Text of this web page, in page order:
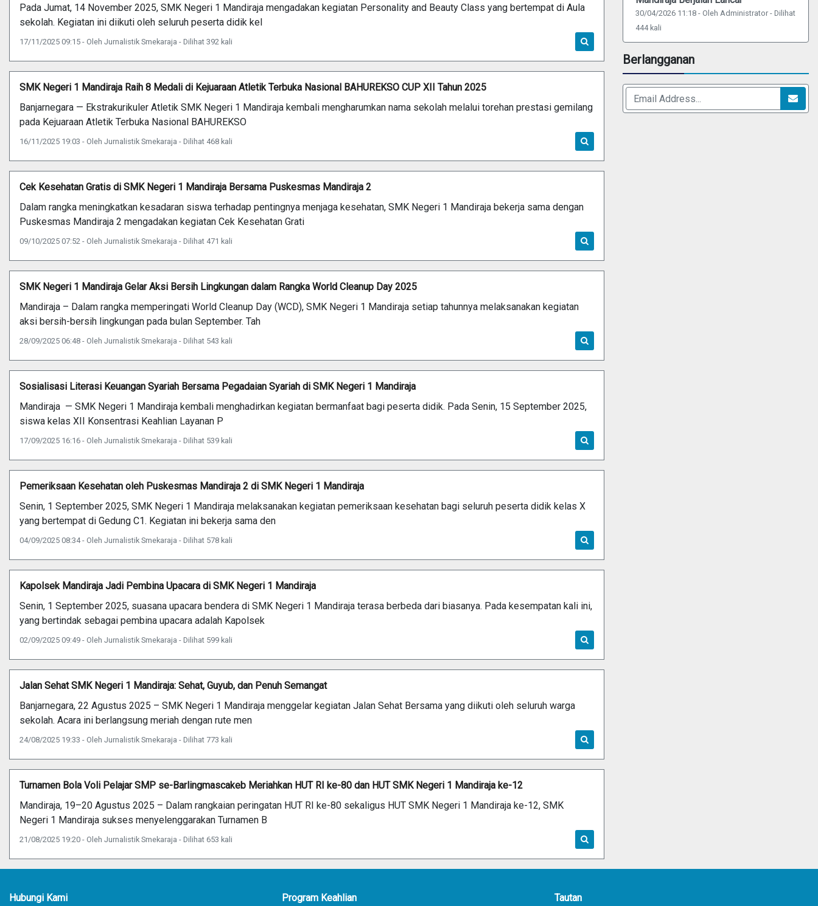
Pada Jumat, 14 November 2025, SMK Negeri 1 Mandiraja mengadakan kegiatan Personality and Beauty Class yang bertempat di Aula
sekolah. Kegiatan ini diikuti oleh seluruh peserta didik kel
17/11/2025 09:15 - Oleh Jurnalistik Smekaraja - Dilihat 392 kali
SMK Negeri 1 Mandiraja Raih 8 Medali di Kejuaraan Atletik Terbuka Nasional BAHUREKSO CUP XII Tahun 2025
Banjarnegara — Ekstrakurikuler Atletik SMK Negeri 1 Mandiraja kembali mengharumkan nama sekolah melalui torehan prestasi gemilang
pada Kejuaraan Atletik Terbuka Nasional BAHUREKSO
16/11/2025 19:03 - Oleh Jurnalistik Smekaraja - Dilihat 468 kali
Cek Kesehatan Gratis di SMK Negeri 1 Mandiraja Bersama Puskesmas Mandiraja 2
Dalam rangka meningkatkan kesadaran siswa terhadap pentingnya menjaga kesehatan, SMK Negeri 1 Mandiraja bekerja sama dengan
Puskesmas Mandiraja 2 mengadakan kegiatan Cek Kesehatan Grati
09/10/2025 07:52 - Oleh Jurnalistik Smekaraja - Dilihat 471 kali
SMK Negeri 1 Mandiraja Gelar Aksi Bersih Lingkungan dalam Rangka World Cleanup Day 2025
Mandiraja – Dalam rangka memperingati World Cleanup Day (WCD), SMK Negeri 1 Mandiraja setiap tahunnya melaksanakan kegiatan
aksi bersih-bersih lingkungan pada bulan September. Tah
28/09/2025 06:48 - Oleh Jurnalistik Smekaraja - Dilihat 543 kali
Sosialisasi Literasi Keuangan Syariah Bersama Pegadaian Syariah di SMK Negeri 1 Mandiraja
Mandiraja — SMK Negeri 1 Mandiraja kembali menghadirkan kegiatan bermanfaat bagi peserta didik. Pada Senin, 15 September 2025,
siswa kelas XII Konsentrasi Keahlian Layanan P
17/09/2025 16:16 - Oleh Jurnalistik Smekaraja - Dilihat 539 kali
Pemeriksaan Kesehatan oleh Puskesmas Mandiraja 2 di SMK Negeri 1 Mandiraja
Senin, 1 September 2025, SMK Negeri 1 Mandiraja melaksanakan kegiatan pemeriksaan kesehatan bagi seluruh peserta didik kelas X
yang bertempat di Gedung C1. Kegiatan ini bekerja sama den
04/09/2025 08:34 - Oleh Jurnalistik Smekaraja - Dilihat 578 kali
Kapolsek Mandiraja Jadi Pembina Upacara di SMK Negeri 1 Mandiraja
Senin, 1 September 2025, suasana upacara bendera di SMK Negeri 1 Mandiraja terasa berbeda dari biasanya. Pada kesempatan kali ini,
yang bertindak sebagai pembina upacara adalah Kapolsek
02/09/2025 09:49 - Oleh Jurnalistik Smekaraja - Dilihat 599 kali
Jalan Sehat SMK Negeri 1 Mandiraja: Sehat, Guyub, dan Penuh Semangat
Banjarnegara, 22 Agustus 2025 – SMK Negeri 1 Mandiraja menggelar kegiatan Jalan Sehat Bersama yang diikuti oleh seluruh warga
sekolah. Acara ini berlangsung meriah dengan rute men
24/08/2025 19:33 - Oleh Jurnalistik Smekaraja - Dilihat 773 kali
Turnamen Bola Voli Pelajar SMP se-Barlingmascakeb Meriahkan HUT RI ke-80 dan HUT SMK Negeri 1 Mandiraja ke-12
Mandiraja, 19–20 Agustus 2025 – Dalam rangkaian peringatan HUT RI ke-80 sekaligus HUT SMK Negeri 1 Mandiraja ke-12, SMK
Negeri 1 Mandiraja sukses menyelenggarakan Turnamen B
21/08/2025 19:20 - Oleh Jurnalistik Smekaraja - Dilihat 653 kali
30/04/2026 11:18 - Oleh Administrator - Dilihat
444 kali
Berlangganan
Hubungi Kami Program Keahlian Tautan